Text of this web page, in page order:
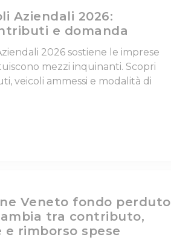
Aziendali 2026:
e domanda
2026 sostiene le imprese
mezzi inquinanti. Scopri
veicoli ammessi e modalità di
Veneto fondo perduto
tra contributo,
e rimborso spese